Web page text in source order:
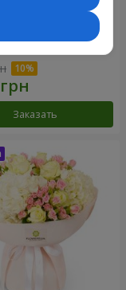
Lady"
Заказать